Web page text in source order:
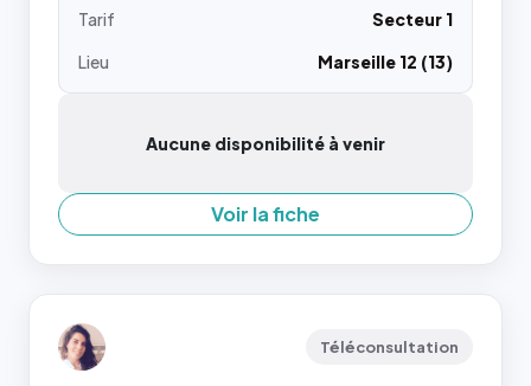
Tarif
Secteur 1
Lieu
Marseille 12 (13)
Aucune disponibilité à venir
Voir la fiche
Téléconsultation